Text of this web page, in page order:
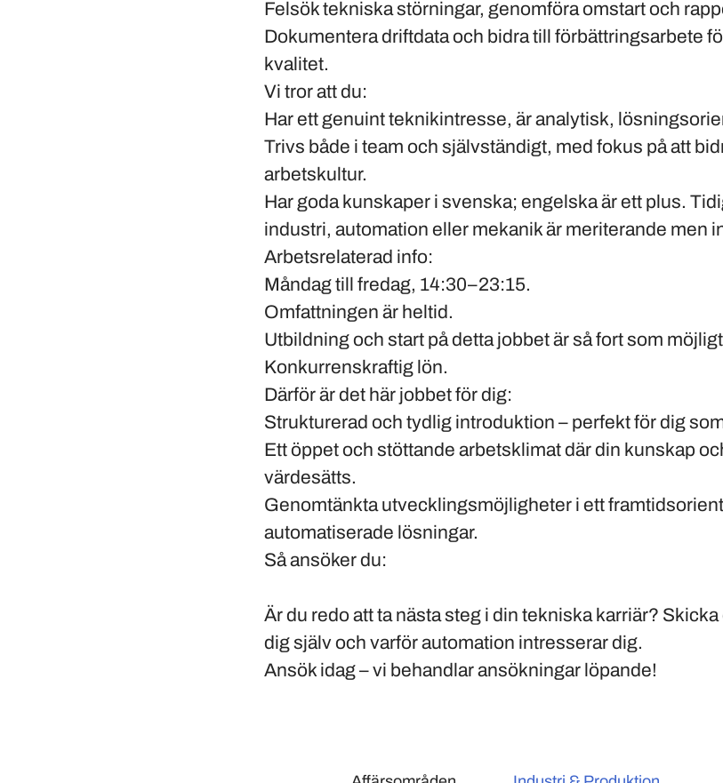
Felsök tekniska störningar, genomföra omstart och
Dokumentera driftdata och bidra till förbättringsarbete
kvalitet.
Vi tror att du:
Har ett genuint teknikintresse, är analytisk,
Trivs både i team och självständigt, med fokus på att
arbetskultur.
Har goda kunskaper i svenska; engelska är ett plus.
industri, automation eller mekanik är meriterande men
Arbetsrelaterad info:
Måndag till fredag, 14:30–23:15.
Omfattningen är heltid.
Utbildning och start på detta jobbet är så fort som
Konkurrenskraftig lön.
Därför är det här jobbet för dig:
Strukturerad och tydlig introduktion – perfekt för dig
Ett öppet och stöttande arbetsklimat där din kunskap
värdesätts.
Genomtänkta utvecklingsmöjligheter i ett
automatiserade lösningar.
Så ansöker du:
Är du redo att ta nästa steg i din tekniska karriär?
dig själv och varför automation intresserar dig.
Ansök idag – vi behandlar ansökningar löpande!